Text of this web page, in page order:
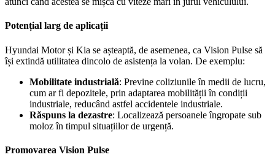
Potențial larg de aplicații
Hyundai Motor și Kia se așteaptă, de asemenea, ca Vision Pulse să
își extindă utilitatea dincolo de asistența la volan. De exemplu:
Mobilitate industrială: Previne coliziunile în medii de lucru,
cum ar fi depozitele, prin adaptarea mobilității în condiții
industriale, reducând astfel accidentele industriale.
Răspuns la dezastre: Localizează persoanele îngropate sub
moloz în timpul situațiilor de urgență.
Promovarea Vision Pulse